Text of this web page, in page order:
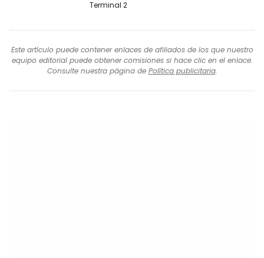
Terminal 2
Este artículo puede contener enlaces de afiliados de los que nuestro
equipo editorial puede obtener comisiones si hace clic en el enlace.
Consulte nuestra página de Política publicitaria.